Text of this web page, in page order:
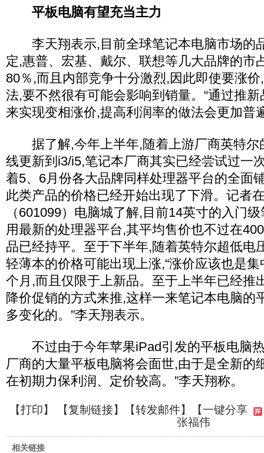
平板电脑有望充当主力
李天翔表示,目前全球笔记本电脑市场的
定,惠普、宏基、戴尔、联想等几大品牌的市
80％,而且内部竞争十分激烈,因此即使要涨
法,要不然很有可能会影响到销量。“通过推
来实现变相涨价,提高利润率的做法会更加普
据了解,今年上半年,随着上游厂商英特尔
线更新到i3/i5,笔记本厂商其实已经尝试过一
着5、6月份各大品牌同样处理器平台的全面
此类产品的价格已经开始出现了下滑。记者
（601099）电脑城了解,目前14英寸的入门
用最新的处理器平台,其平均售价也不过在
品已经持平。至于下半年,随着英特尔超低电
轻薄本的价格可能出现上涨,“涨价应该也是
个月,而且仅限于上新品。至于上半年已经推
降价促销的方式来推,这样一来笔记本电脑的
多变化的。”李天翔表示。
不过由于今年苹果iPad引发的平板电脑
厂商的大量平板电脑将会面世,由于是全新的
在初期力保利润、定价较高。”李天翔称。
【打印】 【复制链接】【转发邮件】【一键分享
张福伟
相关链接